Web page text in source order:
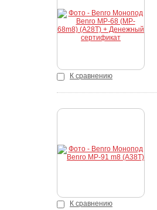
К сравнению
К сравнению